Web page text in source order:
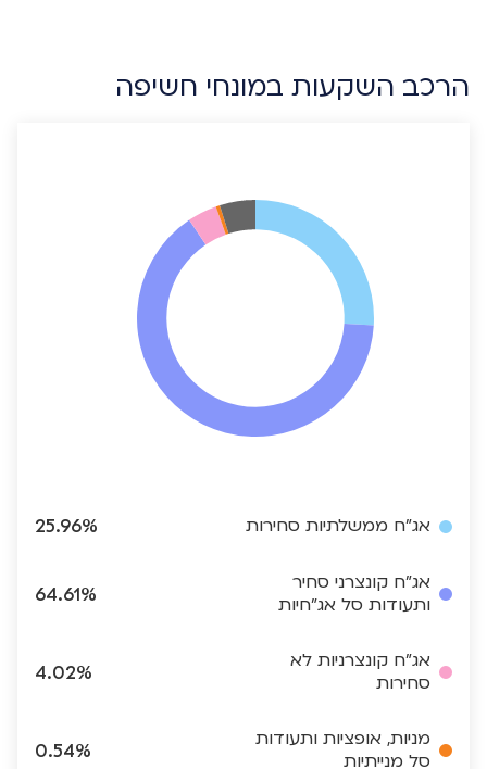
הרכב השקעות במונחי חשיפה
אג"ח ממשלתיות סחירות 25.96%
אג"ח קונצרני סחיר
ותעודות סל אג"חיות
64.61%
אג"ח קונצרניות לא
סחירות
4.02%
מניות, אופציות ותעודות
סל מנייתיות
0.54%